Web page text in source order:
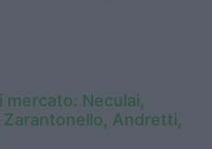
mercato: Neculai,
Zarantonello, Andretti,